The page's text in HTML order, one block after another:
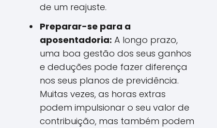
de um reajuste.
Preparar-se para a
aposentadoria: A longo prazo,
uma boa gestão dos seus ganhos
e deduções pode fazer diferença
nos seus planos de previdência.
Muitas vezes, as horas extras
podem impulsionar o seu valor de
contribuição, mas também podem